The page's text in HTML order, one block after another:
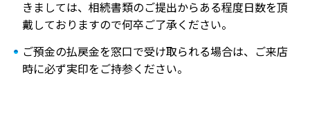
きましては、相続書類のご提出からある程度日数を頂
戴しておりますので何卒ご了承ください。
ご預金の払戻金を窓口で受け取られる場合は、ご来店
時に必ず実印をご持参ください。